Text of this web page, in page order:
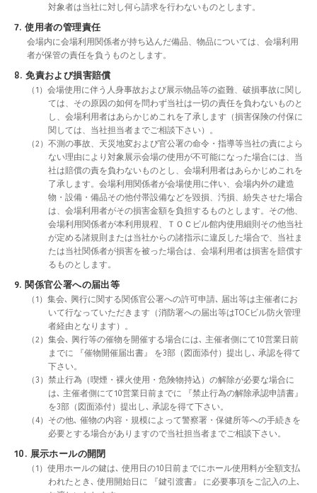
対象者は当社に対し何ら請求を行わないものとします。
7. 使用者の管理責任
会場内に会場利用関係者が持ち込んだ備品、物品については、会場利用
者が保管の責任を負うものとします。
8. 免責および損害賠償
（1）会場使用に伴う人身事故および展示物品等の盗難、破損事故に関し
ては、その原因の如何を問わず当社は一切の責任を負わないものと
し、会場利用者はあらかじめこれを了承します（損害保険の付保に
関しては、当社担当者までご相談下さい）。
（2）不測の事故、天災地変および官公署の命令・指導等当社の責によら
ない理由により対象展示会場の使用が不可能になった場合には、当
社は賠償の責を負わないものとし、会場利用者はあらかじめこれを
了承します。会場利用関係者が会場使用に伴い、会場内外の建造
物・設備・備品その他付帯設備などを毀損、汚損、紛失させた場合
は、会場利用者がその損害金額を負担するものとします。その他、
会場利用関係者が本利用規程、ＴＯＣビル館内使用細則その他当社
が定める諸規則または当社からの諸指示に違反した場合で、当社ま
たは当社関係者が損害を被った場合は、会場利用者は損害を賠償す
るものとします。
9. 関係官公署への届出等
（1）集会､ 興行に関する関係官公署への許可申請､ 届出等は主催者にお
いて行なっていただきます（消防署への届出等はTOCビル防火管理
者経由となります）。
（2）集会､ 興行等の催物を開催する場合には､ 主催者側にて10営業日前
までに 『催物開催届出書』 を3部（図面添付）提出し､ 承認を得て
下さい。
（3）禁止行為（喫煙・裸火使用・危険物持込）の解除が必要な場合に
は､ 主催者側にて10営業日前までに 『禁止行為の解除承認申請書』
を3部（図面添付）提出し､ 承認を得て下さい。
（4）その他､ 催物の内容・規模によって警察署・保健所等への手続きを
必要とする場合がありますので当社担当者までご相談下さい。
10. 展示ホールの開閉
（1）使用ホールの鍵は､ 使用日の10日前までにホール使用料が全額支払
われたとき､ 使用開始日に 『鍵引渡書』 に必要事項をご記入の上､